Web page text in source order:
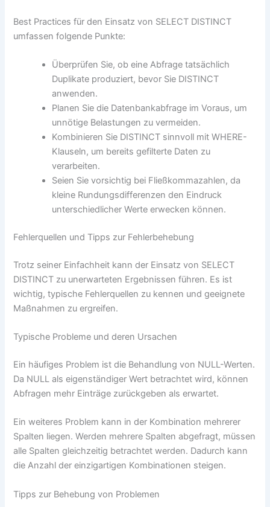
Best Practices für den Einsatz von SELECT DISTINCT
umfassen folgende Punkte:
Überprüfen Sie, ob eine Abfrage tatsächlich
Duplikate produziert, bevor Sie DISTINCT
anwenden.
Planen Sie die Datenbankabfrage im Voraus, um
unnötige Belastungen zu vermeiden.
Kombinieren Sie DISTINCT sinnvoll mit WHERE-
Klauseln, um bereits gefilterte Daten zu
verarbeiten.
Seien Sie vorsichtig bei Fließkommazahlen, da
kleine Rundungsdifferenzen den Eindruck
unterschiedlicher Werte erwecken können.
Fehlerquellen und Tipps zur Fehlerbehebung
Trotz seiner Einfachheit kann der Einsatz von SELECT
DISTINCT zu unerwarteten Ergebnissen führen. Es ist
wichtig, typische Fehlerquellen zu kennen und geeignete
Maßnahmen zu ergreifen.
Typische Probleme und deren Ursachen
Ein häufiges Problem ist die Behandlung von NULL-Werten.
Da NULL als eigenständiger Wert betrachtet wird, können
Abfragen mehr Einträge zurückgeben als erwartet.
Ein weiteres Problem kann in der Kombination mehrerer
Spalten liegen. Werden mehrere Spalten abgefragt, müssen
alle Spalten gleichzeitig betrachtet werden. Dadurch kann
die Anzahl der einzigartigen Kombinationen steigen.
Tipps zur Behebung von Problemen